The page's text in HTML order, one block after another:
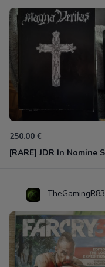
250.00 €
TheGamingR83